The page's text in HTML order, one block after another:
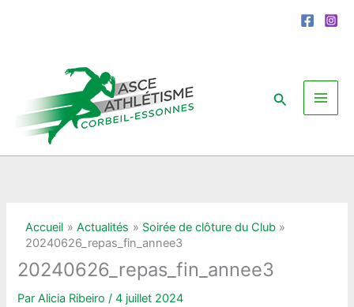
Rechercher
Accueil Actualités
Soirée de clôture du Club
20240626_repas_fin_annee3
20240626_repas_fin_annee3
ParAlicia Ribeiro/4 juillet 2024